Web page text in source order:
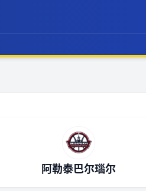
阿勒泰巴尔瑙尔